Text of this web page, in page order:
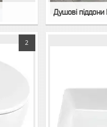
Душовi пiддони
2